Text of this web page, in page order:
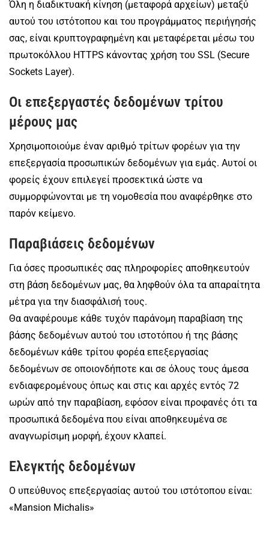
Όλη η διαδικτυακή κίνηση (μεταφορά αρχείων) μεταξύ
αυτού του ιστότοπου και του προγράμματος περιήγησής
σας, είναι κρυπτογραφημένη και μεταφέρεται μέσω του
πρωτοκόλλου HTTPS κάνοντας χρήση του SSL (Secure
Sockets Layer).
Οι επεξεργαστές δεδομένων τρίτου
μέρους μας
Χρησιμοποιούμε έναν αριθμό τρίτων φορέων για την
επεξεργασία προσωπικών δεδομένων για εμάς. Αυτοί οι
φορείς έχουν επιλεγεί προσεκτικά ώστε να
συμμορφώνονται με τη νομοθεσία που αναφέρθηκε στο
παρόν κείμενο.
Παραβιάσεις δεδομένων
Για όσες προσωπικές σας πληροφορίες αποθηκευτούν
στη βάση δεδομένων μας, θα ληφθούν όλα τα απαραίτητα
μέτρα για την διασφάλισή τους.
Θα αναφέρουμε κάθε τυχόν παράνομη παραβίαση της
βάσης δεδομένων αυτού του ιστοτόπου ή της βάσης
δεδομένων κάθε τρίτου φορέα επεξεργασίας
δεδομένων σε οποιονδήποτε και σε όλους τους άμεσα
ενδιαφερομένους όπως και στις και αρχές εντός 72
ωρών από την παραβίαση, εφόσον είναι προφανές ότι τα
προσωπικά δεδομένα που είναι αποθηκευμένα σε
αναγνωρίσιμη μορφή, έχουν κλαπεί.
Ελεγκτής δεδομένων
Ο υπεύθυνος επεξεργασίας αυτού του ιστότοπου είναι:
«Mansion Michalis»